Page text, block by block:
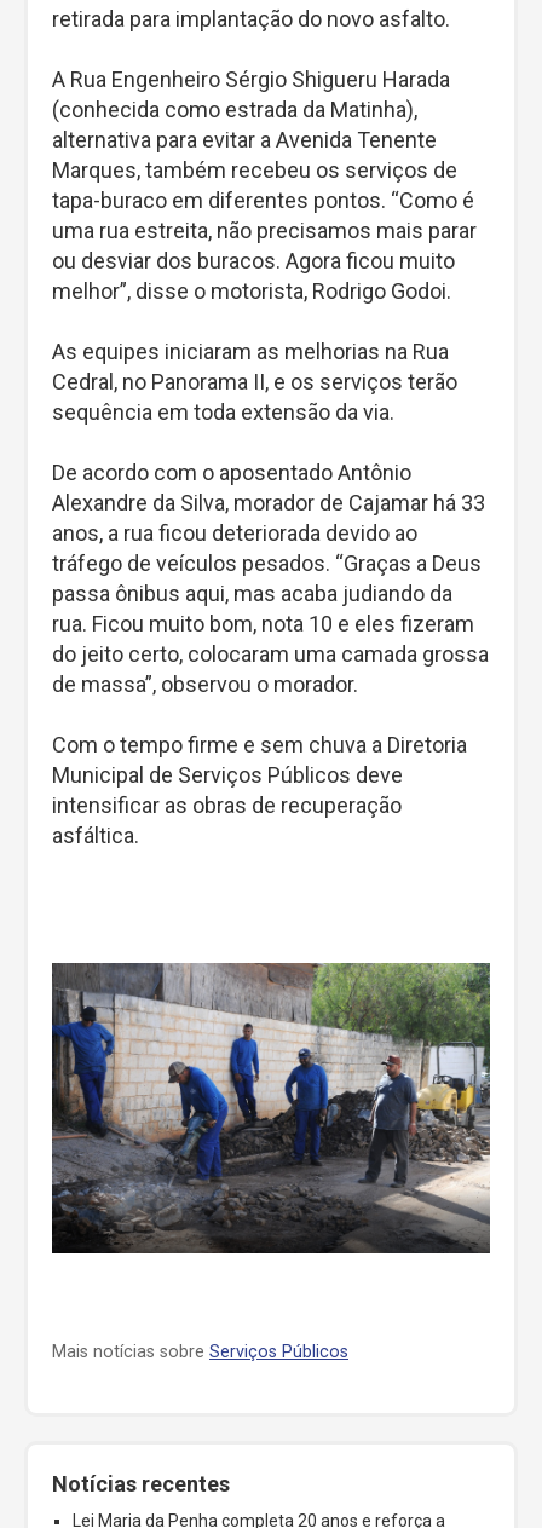
retirada para implantação do novo asfalto.
A Rua Engenheiro Sérgio Shigueru Harada
(conhecida como estrada da Matinha),
alternativa para evitar a Avenida Tenente
Marques, também recebeu os serviços de
tapa-buraco em diferentes pontos. “Como é
uma rua estreita, não precisamos mais parar
ou desviar dos buracos. Agora ficou muito
melhor”, disse o motorista, Rodrigo Godoi.
As equipes iniciaram as melhorias na Rua
Cedral, no Panorama II, e os serviços terão
sequência em toda extensão da via.
De acordo com o aposentado Antônio
Alexandre da Silva, morador de Cajamar há 33
anos, a rua ficou deteriorada devido ao
tráfego de veículos pesados. “Graças a Deus
passa ônibus aqui, mas acaba judiando da
rua. Ficou muito bom, nota 10 e eles fizeram
do jeito certo, colocaram uma camada grossa
de massa”, observou o morador.
Com o tempo firme e sem chuva a Diretoria
Municipal de Serviços Públicos deve
intensificar as obras de recuperação
asfáltica.
Mais notícias sobre Serviços Públicos
Notícias recentes
Lei Maria da Penha completa 20 anos e reforça a